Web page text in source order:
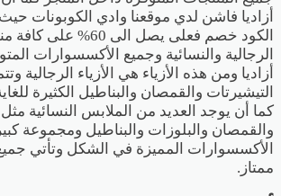
أزاديا فاشن لدي موقعنا وادي الكوبونات
الكود خصم فعلى يصل الى 60%
الرجالية والنسائية وجميع الأكسسوارات
أزاديا ومن هذه الأزياء هي الأزياء الرجالية
التيشيرتات و القمصان والبناطيل الكثيرة
كما أن يوجد العديد من الملابس النسائية
والقمصان والبلوزات والبناطيل ومجموعة
الأكسسوارات المميزة في الشكل وتأتي
ممتاز.